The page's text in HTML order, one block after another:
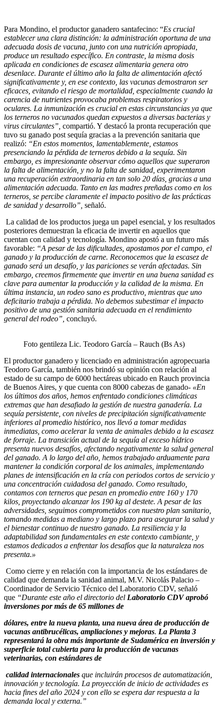
Para Mondino, el productor ganadero santafecino: “Es crucial
establecer una clara distinción: la administración oportuna de una
adecuada dosis de vacuna, junto con una nutrición apropiada,
produce un resultado específico. En contraste, la misma dosis
aplicada en condiciones de escasez alimentaria genera otro
desenlace. Durante el último año la falta de alimentación afectó
significativamente y, en ese contexto, las vacunas demostraron ser
eficaces, evitando el riesgo de mortalidad, especialmente cuando la
carencia de nutrientes provocaba problemas respiratorios y
oculares. La inmunización es crucial en estas circunstancias ya que
los terneros no vacunados quedan expuestos a diversas bacterias y
virus circulantes”, compartió. Y destacó la pronta recuperación que
tuvo su ganado post sequía gracias a la prevención sanitaria que
realizó: “En estos momentos, lamentablemente, estamos
presenciando la pérdida de terneros debido a la sequía. Sin
embargo, es impresionante observar cómo aquellos que superaron
la falta de alimentación, y no la falta de sanidad, experimentaron
una recuperación extraordinaria en tan solo 20 días, gracias a una
alimentación adecuada. Tanto en las madres preñadas como en los
terneros, se percibe claramente el impacto positivo de las prácticas
de sanidad y desarrollo”, señaló.
La calidad de los productos juega un papel esencial, y los resultados
posteriores demuestran la eficacia de invertir en aquellos que
cuentan con calidad y tecnología. Mondino apostó a un futuro más
favorable: “A pesar de las dificultades, apostamos por el campo, el
ganado y la producción de carne. Reconocemos que la escasez de
ganado será un desafío, y las pariciones se verán afectadas. Sin
embargo, creemos firmemente que invertir en una buena sanidad es
clave para aumentar la producción y la calidad de la misma. En
última instancia, un rodeo sano es productivo, mientras que uno
deficitario trabaja a pérdida. No debemos subestimar el impacto
positivo de una gestión sanitaria adecuada en el rendimiento
general del rodeo”, concluyó.
Foto gentileza Lic. Teodoro García – Rauch (Bs As)
El productor ganadero y licenciado en administración agropecuaria
Teodoro García, también nos brindó su opinión con relación al
estado de su campo de 6000 hectáreas ubicado en Rauch provincia
de Buenos Aires, y que cuenta con 8000 cabezas de ganado- «En
los últimos dos años, hemos enfrentado condiciones climáticas
extremas que han desafiado la gestión de nuestra ganadería. La
sequía persistente, con niveles de precipitación significativamente
inferiores al promedio histórico, nos llevó a tomar medidas
inmediatas, como acelerar la venta de animales debido a la escasez
de forraje. La transición actual de la sequía al exceso hídrico
presenta nuevos desafíos, afectando negativamente la salud general
del ganado. A lo largo del año, hemos trabajado arduamente para
mantener la condición corporal de los animales, implementando
planes de intensificación en la cría con periodos cortos de servicio y
una concentración cuidadosa del ganado. Como resultado,
contamos con terneros que pesan en promedio entre 160 y 170
kilos, proyectando alcanzar los 190 kg al destete. A pesar de las
adversidades, seguimos comprometidos con nuestro plan sanitario,
tomando medidas a mediano y largo plazo para asegurar la salud y
el bienestar continuo de nuestro ganado. La resiliencia y la
adaptabilidad son fundamentales en este contexto cambiante, y
estamos dedicados a enfrentar los desafíos que la naturaleza nos
presenta.»
Como cierre y en relación con la importancia de los estándares de
calidad que demanda la sanidad animal, M.V. Nicolás Palacio –
Coordinador de Servicio Técnico del Laboratorio CDV, señaló
que “Durante este año el directorio del Laboratorio CDV aprobó
inversiones por más de 65 millones de
dólares, entre la nueva planta, una nueva área de producción de
vacunas antibrucélicas, ampliaciones y mejoras. La Planta 3
representará la obra más importante de Sudamérica en inversión y
superficie total cubierta para la producción de vacunas
veterinarias, con estándares de
calidad internacionales que incluirán procesos de automatización,
innovación y tecnología. La proyección de inicio de actividades es
hacia fines del año 2024 y con ello se espera dar respuesta a la
demanda local y externa.”